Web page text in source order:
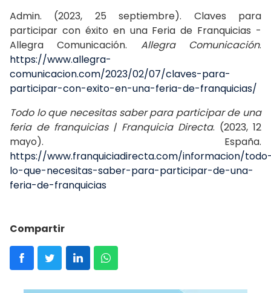
Admin. (2023, 25 septiembre). Claves para
participar con éxito en una Feria de Franquicias -
Allegra Comunicación. Allegra Comunicación.
https://www.allegra-
comunicacion.com/2023/02/07/claves-para-
participar-con-exito-en-una-feria-de-franquicias/
Todo lo que necesitas saber para participar de una
feria de franquicias | Franquicia Directa. (2023, 12
mayo). España.
https://www.franquiciadirecta.com/informacion/
lo-que-necesitas-saber-para-participar-de-una-
feria-de-franquicias
Compartir